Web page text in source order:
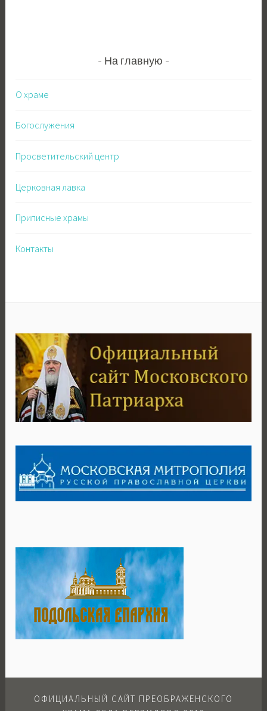
На главную
О храме
Богослужения
Просветительский центр
Церковная лавка
Приписные храмы
Контакты
ОФИЦИАЛЬНЫЙ САЙТ ПРЕОБРАЖЕНСКОГО